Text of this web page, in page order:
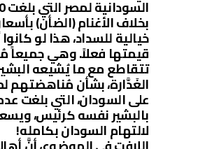
بخلاف الأغنام (الضأن)
خيالية للسداد، هذا لو
قيمتها فعلاً. وهي جميعاً
تتقاطع مع ما يُشيعه
الغَدَّارة، بشأن مُناهضتهم
على السودان، التي بلغت
بالبشير نفسه كرئيس،
لالتهام السودان بكامله!